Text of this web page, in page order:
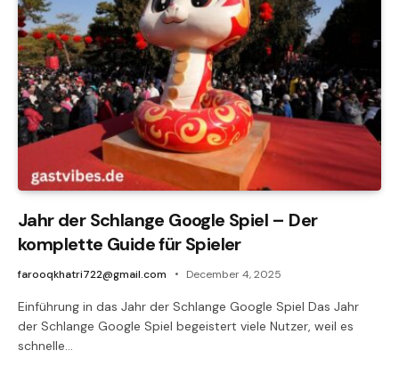
Jahr der Schlange Google Spiel – Der
komplette Guide für Spieler
farooqkhatri722@gmail.com December 4, 2025
Einführung in das Jahr der Schlange Google Spiel Das Jahr
der Schlange Google Spiel begeistert viele Nutzer, weil es
schnelle…